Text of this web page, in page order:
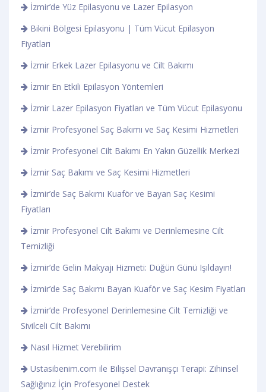
İzmir’de Yüz Epilasyonu ve Lazer Epilasyon
Bikini Bölgesi Epilasyonu | Tüm Vücut Epilasyon
Fiyatları
İzmir Erkek Lazer Epilasyonu ve Cilt Bakımı
İzmir En Etkili Epilasyon Yöntemleri
İzmir Lazer Epilasyon Fiyatları ve Tüm Vücut Epilasyonu
İzmir Profesyonel Saç Bakımı ve Saç Kesimi Hizmetleri
İzmir Profesyonel Cilt Bakımı En Yakın Güzellik Merkezi
İzmir Saç Bakımı ve Saç Kesimi Hizmetleri
İzmir’de Saç Bakımı Kuaför ve Bayan Saç Kesimi
Fiyatları
İzmir Profesyonel Cilt Bakımı ve Derinlemesine Cilt
Temizliği
İzmir’de Gelin Makyajı Hizmeti: Düğün Günü Işıldayın!
İzmir’de Saç Bakımı Bayan Kuaför ve Saç Kesim Fiyatları
İzmir’de Profesyonel Derinlemesine Cilt Temizliği ve
Sivilceli Cilt Bakımı
Nasıl Hizmet Verebilirim
Ustasibenim.com ile Bilişsel Davranışçı Terapi: Zihinsel
Sağlığınız İçin Profesyonel Destek